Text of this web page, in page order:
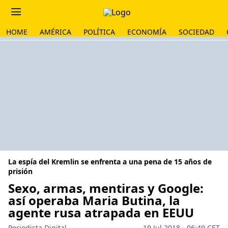
HOME AMÉRICA POLÍTICA ECONOMÍA SOCIEDAD
La espía del Kremlin se enfrenta a una pena de 15 años de
prisión
Sexo, armas, mentiras y Google:
así operaba Maria Butina, la
agente rusa atrapada en EEUU